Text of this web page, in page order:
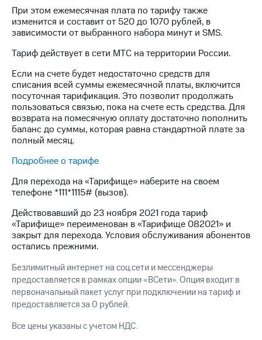
иностранцев
Оформить
номер
Выбрать
красивый
номер
Заменить
SIM-
карту
Перейти
на
eSIM
Для дома
Спутниковое ТВ
Выберите
и подключите
с выгодным
тарифом
Интернет,
ТВ и телефон
для дома
и подключите
ТВ
с выгодным
тарифом
Интернет,
ТВ и телефон
для дома
Личный
кабинет
спутникового
ТВ
приложение
Мой
МТС
МТС
Premium
Подписка
на гигабайты
интернета,
фильмы,
музыка
и многое
При этом ежемесячная плата по тарифу также
изменится и составит от 520 до 1070 рублей, в
зависимости от выбранного набора минут и SMS.
Тариф действует в сети МТС на территории России.
Если на счете будет недостаточно средств для
списания всей суммы ежемесячной платы, включится
посуточная тарификация. Это позволит продолжать
пользоваться связью, пока на счете есть средства. Для
возврата на помесячную оплату достаточно пополнить
баланс до суммы, которая равна стандартной плате за
полный месяц.
Подробнее о тарифе
Для перехода на «Тарифище» наберите на своем
телефоне *111*1115# (вызов).
Действовавший до 23 ноября 2021 года тариф
«Тарифище» переименован в «Тарифище 082021» и
закрыт для перехода. Условия обслуживания абонентов
остались прежними.
Безлимитный интернет на соц.сети и мессенджеры
предоставляется в рамках опции «ВСети». Опция входит в
первоначальный пакет услуг при подключении на тариф и
предоставляется за 0 рублей.
Все цены указаны с учетом НДС.